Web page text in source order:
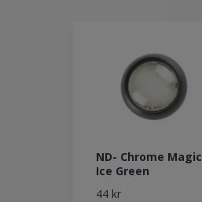
ND- Chrome Magic
Ice Green
44 kr